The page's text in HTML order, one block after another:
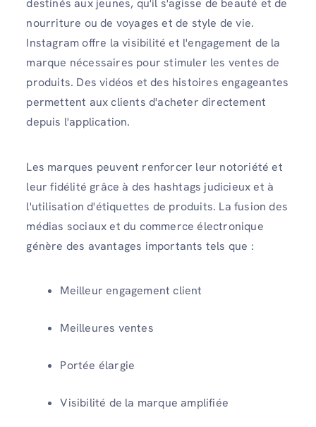
destinés aux jeunes, qu'il s'agisse de beauté et de
nourriture ou de voyages et de style de vie.
Instagram offre la visibilité et l'engagement de la
marque nécessaires pour stimuler les ventes de
produits. Des vidéos et des histoires engageantes
permettent aux clients d'acheter directement
depuis l'application.
Les marques peuvent renforcer leur notoriété et
leur fidélité grâce à des hashtags judicieux et à
l'utilisation d'étiquettes de produits. La fusion des
médias sociaux et du commerce électronique
génère des avantages importants tels que :
Meilleur engagement client
Meilleures ventes
Portée élargie
Visibilité de la marque amplifiée